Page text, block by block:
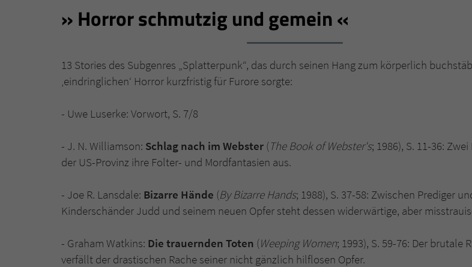
Horror schmutzig und gemein
13 Stories des Subgenres „Splatterpunk“, das durch seinen Hang zum körperlich
‚eindringlichen‘ Horror kurzfristig für Furore sorgte:
- Uwe Luserke: Vorwort, S. 7/8
- J. N. Williamson: Schlag nach im Webster (The Book of Webster's; 1986), S. 11-36:
der US-Provinz ihre Folter- und Mordfantasien aus.
- Joe R. Lansdale: Bizarre Hände (By Bizarre Hands; 1988), S. 37-58: Zwischen Prediger
Kinderschänder Judd und seinem neuen Opfer steht dessen widerwärtige, aber
- Graham Watkins: Die trauernden Toten (Weeping Women; 1993), S. 59-76: Der brutale
verfällt der drastischen Rache seiner nicht gänzlich hilflosen Opfer.
Name
Laufzeit
Name fe_typo_user
Laufzeit Session
Zweck
Webseite mit dem Benutzer. Es wird
den Sicherheitscode des